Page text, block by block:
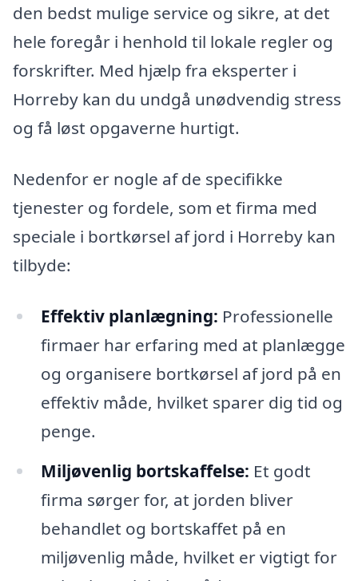
den bedst mulige service og sikre, at det
hele foregår i henhold til lokale regler og
forskrifter. Med hjælp fra eksperter i
Horreby kan du undgå unødvendig stress
og få løst opgaverne hurtigt.
Nedenfor er nogle af de specifikke
tjenester og fordele, som et firma med
speciale i bortkørsel af jord i Horreby kan
tilbyde:
Effektiv planlægning: Professionelle
firmaer har erfaring med at planlægge
og organisere bortkørsel af jord på en
effektiv måde, hvilket sparer dig tid og
penge.
Miljøvenlig bortskaffelse: Et godt
firma sørger for, at jorden bliver
behandlet og bortskaffet på en
miljøvenlig måde, hvilket er vigtigt for